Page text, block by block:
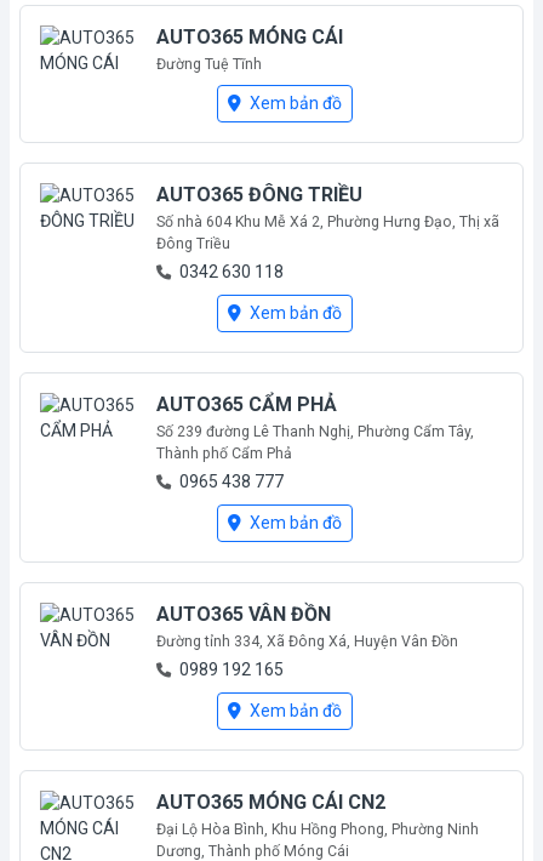
AUTO365 MÓNG CÁI
Đường Tuệ Tĩnh
Xem bản đồ
AUTO365 ĐÔNG TRIỀU
Số nhà 604 Khu Mễ Xá 2, Phường Hưng Đạo, Thị xã
Đông Triều
0342 630 118
Xem bản đồ
AUTO365 CẨM PHẢ
Số 239 đường Lê Thanh Nghị, Phường Cẩm Tây,
Thành phố Cẩm Phả
0965 438 777
Xem bản đồ
AUTO365 VÂN ĐỒN
Đường tỉnh 334, Xã Đông Xá, Huyện Vân Đồn
0989 192 165
Xem bản đồ
AUTO365 MÓNG CÁI CN2
Đại Lộ Hòa Bình, Khu Hồng Phong, Phường Ninh
Dương, Thành phố Móng Cái